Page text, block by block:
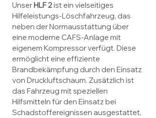
UnserHLF 2ist ein vielseitiges
Hilfeleistungs-Löschfahrzeug, das
neben der Normausstattung über
eine moderne CAFS-Anlage mit
eigenem Kompressor verfügt. Diese
ermöglicht eine effiziente
Brandbekämpfung durch den Einsatz
von Druckluftschaum. Zusätzlich ist
das Fahrzeug mit speziellen
Hilfsmitteln für den Einsatz bei
Schadstoffereignissen ausgestattet,